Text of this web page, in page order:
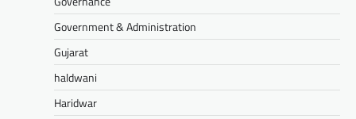
Government & Administration
Gujarat
haldwani
Haridwar